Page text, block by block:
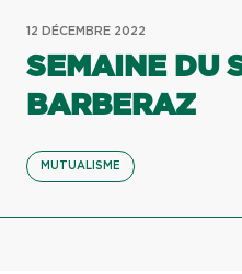
12 DÉCEMBRE 2022
SEMAINE DU
BARBERAZ
MUTUALISME